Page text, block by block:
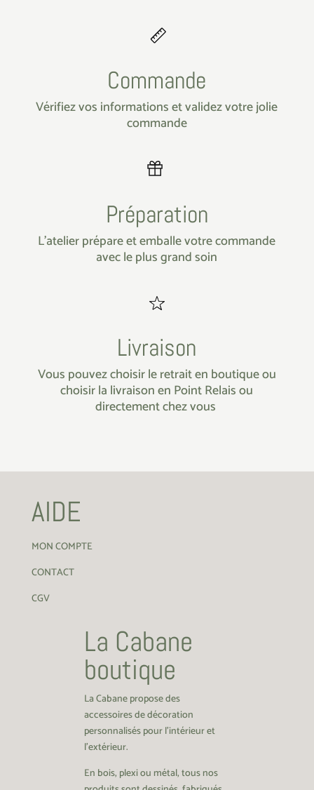
Commande
Vérifiez vos informations et validez votre jolie
commande
Préparation
L’atelier prépare et emballe votre commande
avec le plus grand soin
Livraison
Vous pouvez choisir le retrait en boutique ou
choisir la livraison en Point Relais ou
directement chez vous
AIDE
MON COMPTE
CONTACT
CGV
La Cabane
boutique
La Cabane propose des
accessoires de décoration
personnalisés pour l’intérieur et
l’extérieur.
En bois, plexi ou métal, tous nos